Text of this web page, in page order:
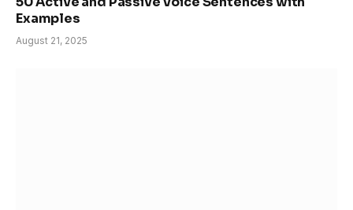
Examples
August 21, 2025